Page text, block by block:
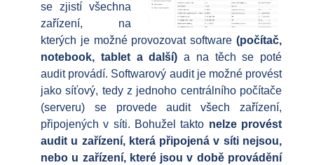
se zjistí všechna
zařízení, na
kterých je možné provozovat software (počítač,
notebook, tablet a další) a na těch se poté
audit provádí. Softwarový audit je možné provést
jako síťový, tedy z jednoho centrálního počítače
(serveru) se provede audit všech zařízení,
připojených v síti. Bohužel takto nelze provést
audit u zařízení, která připojená v síti nejsou,
nebo u zařízení, které jsou v době provádění